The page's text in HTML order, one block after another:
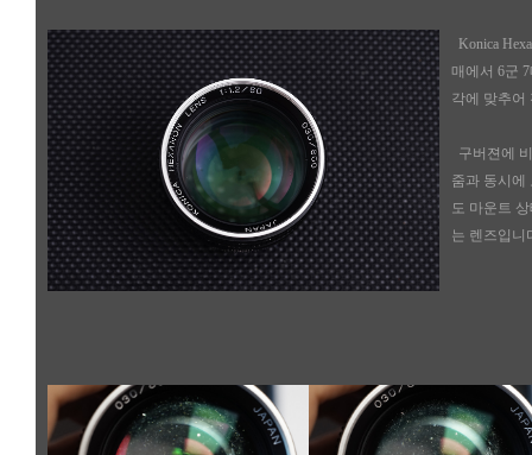
Konica
매에서 6군
각에 맞추어
구버젼에
줌과 동시에
도 마운트
는 렌즈입니